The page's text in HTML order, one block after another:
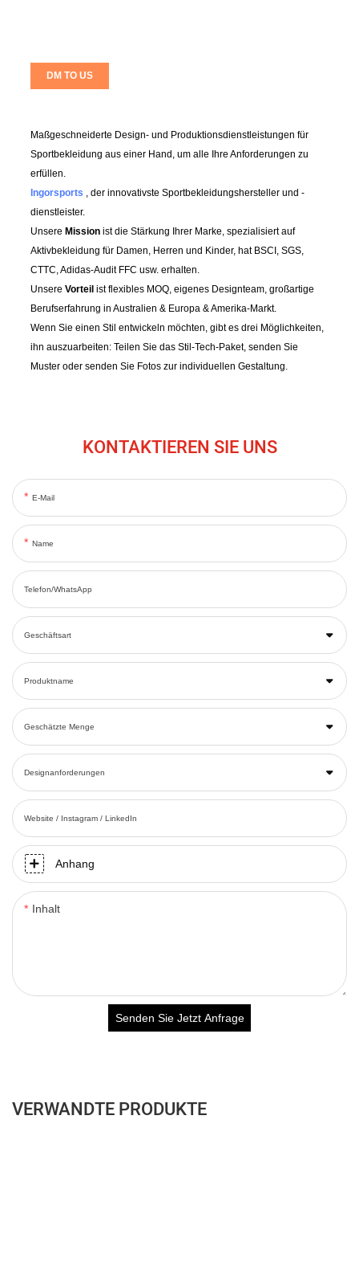
DM TO US
Maßgeschneiderte Design- und Produktionsdienstleistungen für
Sportbekleidung aus einer Hand, um alle Ihre Anforderungen zu
erfüllen.
Ingorsports , der innovativste Sportbekleidungshersteller und -
dienstleister.
Unsere Missionist die Stärkung Ihrer Marke, spezialisiert auf
Aktivbekleidung für Damen, Herren und Kinder, hat BSCI, SGS,
CTTC, Adidas-Audit FFC usw. erhalten.
UnsereVorteilist flexibles MOQ, eigenes Designteam, großartige
Berufserfahrung in Australien & Europa & Amerika-Markt.
Wenn Sie einen Stil entwickeln möchten, gibt es drei Möglichkeiten,
ihn auszuarbeiten: Teilen Sie das Stil-Tech-Paket, senden Sie
Muster oder senden Sie Fotos zur individuellen Gestaltung.
KONTAKTIEREN SIE UNS
E-Mail
Name
Telefon/WhatsApp
Geschäftsart
Produktname
Geschätzte Menge
Designanforderungen
Website / Instagram / LinkedIn
Anhang
Inhalt
Senden Sie Jetzt Anfrage
VERWANDTE PRODUKTE